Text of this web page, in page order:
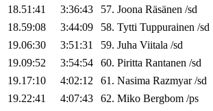
18.51:41
3:36:43 57. Joona Räsänen /sd
18.59:08
3:44:09 58. Tytti Tuppurainen /sd
19.06:30
3:51:31 59. Juha Viitala /sd
19.09:52
3:54:54 60. Piritta Rantanen /sd
19.17:10
4:02:12 61. Nasima Razmyar/sd
19.22:41
4:07:43 62. Miko Bergbom /ps